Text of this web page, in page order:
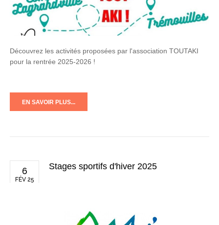
Découvrez les activités proposées par l'association TOUTAKI
pour la rentrée 2025-2026 !
EN SAVOIR PLUS...
6
FÉV 25
Stages sportifs d'hiver 2025